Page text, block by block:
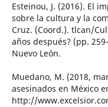
Esteinou, J. (2016). El
sobre la cultura y la
Cruz. (Coord.). tlcan/
años después? (pp.
Nuevo León.
Muedano, M. (2018,
asesinados en México
http://